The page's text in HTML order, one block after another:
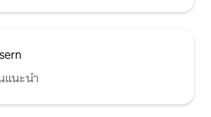
แนะนำ